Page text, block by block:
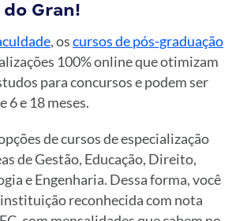
Gran!
, oscursos de pós-graduação
100% online que otimizam
para concursos e podem ser
6 e 18 meses.
de cursos de especialização
de Gestão, Educação, Direito,
e Engenharia. Dessa forma, você
reconhecida com nota